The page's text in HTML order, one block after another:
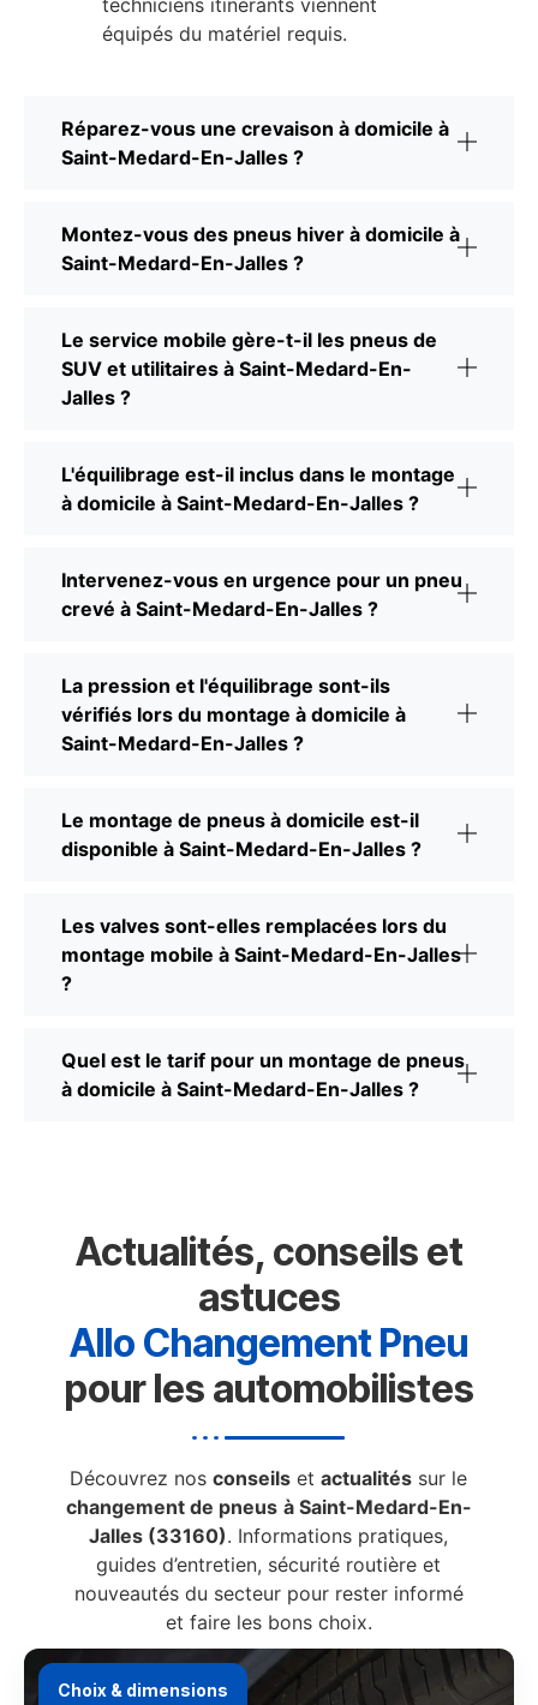
techniciens itinérants viennent
équipés du matériel requis.
Réparez-vous une crevaison à domicile à
Saint-Medard-En-Jalles ?
Montez-vous des pneus hiver à domicile à
Saint-Medard-En-Jalles ?
Le service mobile gère-t-il les pneus de
SUV et utilitaires à Saint-Medard-En-
Jalles ?
L'équilibrage est-il inclus dans le montage
à domicile à Saint-Medard-En-Jalles ?
Intervenez-vous en urgence pour un pneu
crevé à Saint-Medard-En-Jalles ?
La pression et l'équilibrage sont-ils
vérifiés lors du montage à domicile à
Saint-Medard-En-Jalles ?
Le montage de pneus à domicile est-il
disponible à Saint-Medard-En-Jalles ?
Les valves sont-elles remplacées lors du
montage mobile à Saint-Medard-En-Jalles
?
Quel est le tarif pour un montage de pneus
à domicile à Saint-Medard-En-Jalles ?
Actualités, conseils et
astuces
Allo Changement Pneu
pour les automobilistes
Découvrez nosconseils etactualités sur le
changement de pneus à Saint-Medard-En-
Jalles (33160). Informations pratiques,
guides d’entretien, sécurité routière et
nouveautés du secteur pour rester informé
et faire les bons choix.
Choix & dimensions